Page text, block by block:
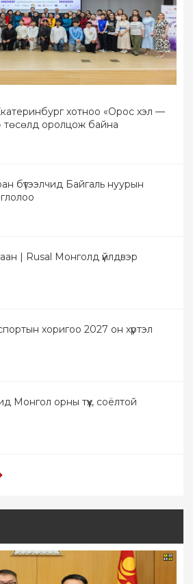
хотноо «Орос хэл —
төсөлд оролцож байна
бүтээлчид Байгаль нуурын
| Rusal Монголд үйлдвэр
хоригоо 2027 он хүртэл
Монгол орны түүх, соёлтой